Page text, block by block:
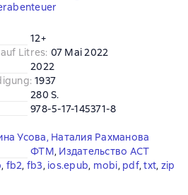
12+
Litres: 07 Mai 2022
2022
: 1937
280 S.
978-5-17-145371-8
Усова, Наталия Рахманова
ФТМ, Издательство АСТ
, fb2, fb3, ios.epub, mobi, pdf, txt, zip